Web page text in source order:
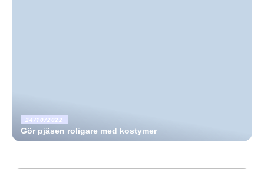
24/10/2022
Gör pjäsen roligare med kostymer